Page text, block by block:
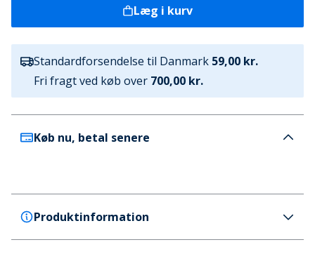
Læg i kurv
Standardforsendelse til Danmark 59,00 kr.
Fri fragt ved køb over 700,00 kr.
Køb nu, betal senere
Produktinformation